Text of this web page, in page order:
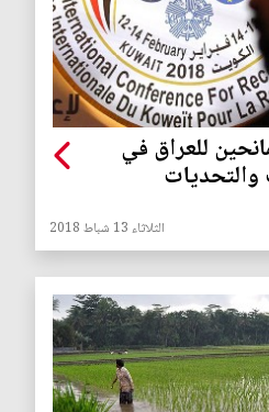
للعراق في
الثلاثاء 13 شباط 2018